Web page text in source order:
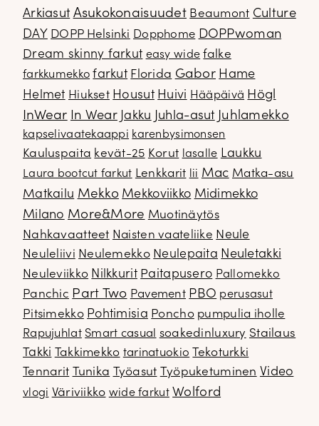
Arkiasut Asukokonaisuudet Beaumont Culture
DAY DOPP Helsinki Dopphome DOPPwoman
Dream skinny farkut easy wide falke
farkkumekko farkut Florida Gabor Hame
Helmet Hiukset Housut Huivi Hääpäivä Högl
InWear In Wear Jakku Juhla-asut Juhlamekko
kapselivaatekaappi karenbysimonsen
Kauluspaita kevät-25 Korut lasalle Laukku
Laura bootcut farkut Lenkkarit lii Mac Matka-asu
Matkailu Mekko Mekkoviikko Midimekko
Milano More&More Muotinäytös
Nahkavaatteet Naisten vaateliike Neule
Neuleliivi Neulemekko Neulepaita Neuletakki
Neuleviikko Nilkkurit Paitapusero Pallomekko
Panchic Part Two Pavement PBO perusasut
Pitsimekko Pohtimisia Poncho pumpulia iholle
Rapujuhlat Smart casual soakedinluxury Stailaus
Takki
Takkimekko tarinatuokio
Tekoturkki
Tennarit
Tunika Työasut Työpuketuminen Video
vlogi Väriviikko wide farkut Wolford